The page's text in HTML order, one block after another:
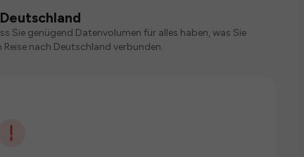
Sie genügend Datenvolumen für alles haben, was Sie
nach Deutschland verbunden.